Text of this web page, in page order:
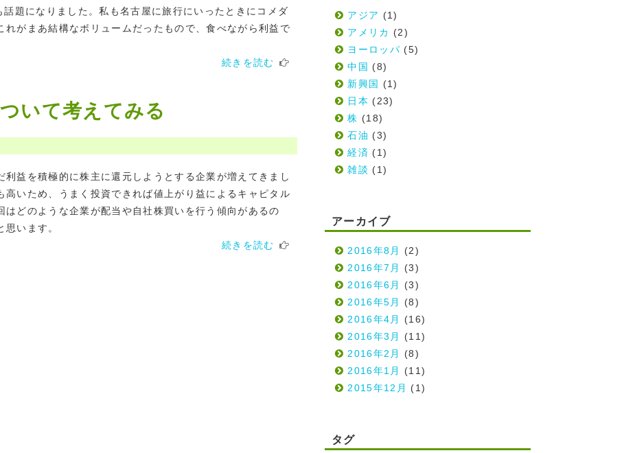
題になりました。私も名古屋に旅行にいったときにコメダ
がまあ結構なボリュームだったもので、食べながら利益で
続きを読む
いて考えてみる
益を積極的に株主に還元しようとする企業が増えてきまし
高いため、うまく投資できれば値上がり益によるキャピタル
どのような企業が配当や自社株買いを行う傾向があるの
います。
続きを読む
アジア (1)
アメリカ
(2)
ヨーロッパ (5)
中国 (8)
新興国
(1)
日本 (23)
株 (18)
石油 (3)
経済 (1)
雑談 (1)
アーカイブ
2016年8月
(2)
2016年7月
(3)
2016年6月
(3)
2016年5月
(8)
2016年4月
(16)
2016年3月
(11)
2016年2月
(8)
2016年1月
(11)
2015年12月
(1)
タグ